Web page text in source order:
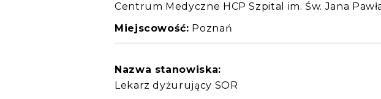
Centrum Medyczne HCP Szpital im. Św. Jana
Miejscowość: Poznań
Nazwa stanowiska:
Lekarz dyżurujący SOR